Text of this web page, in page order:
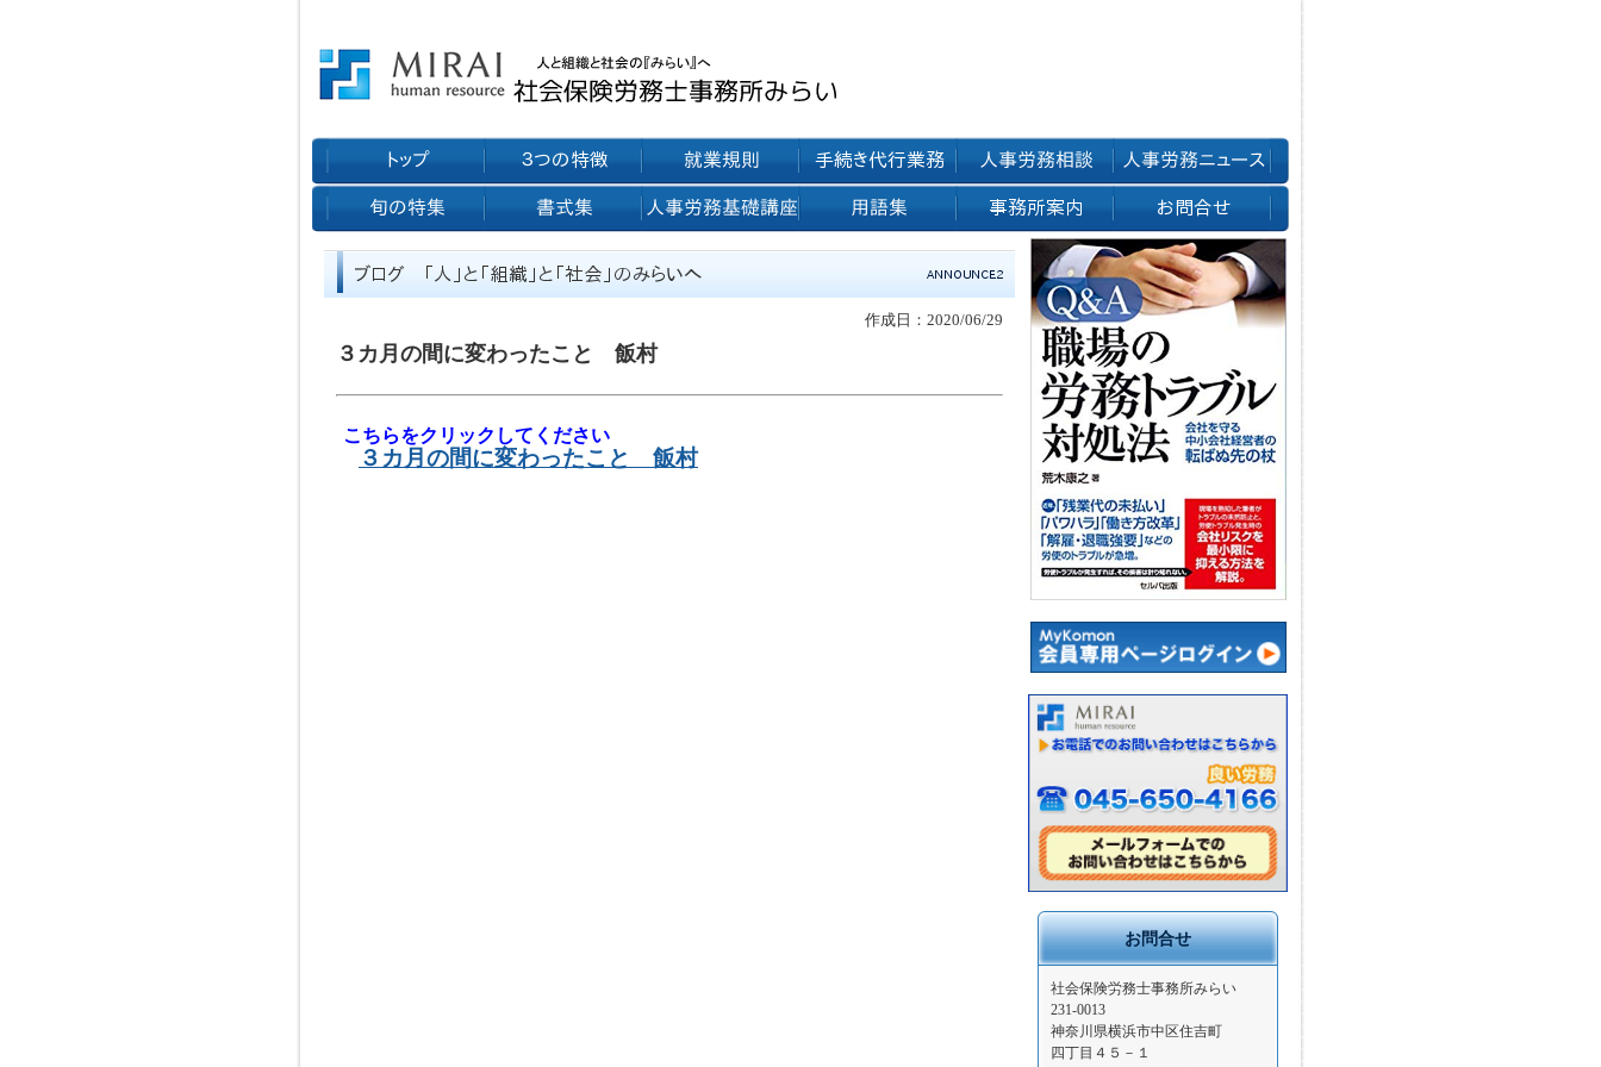
作成日：2020/06/29
３カ月の間に変わったこと 飯村
こちらをクリックしてください
３カ月の間に変わったこと 飯村
お問合せ
社会保険労務士事務所みらい
231-0013
神奈川県横浜市中区住吉町
四丁目４５－１